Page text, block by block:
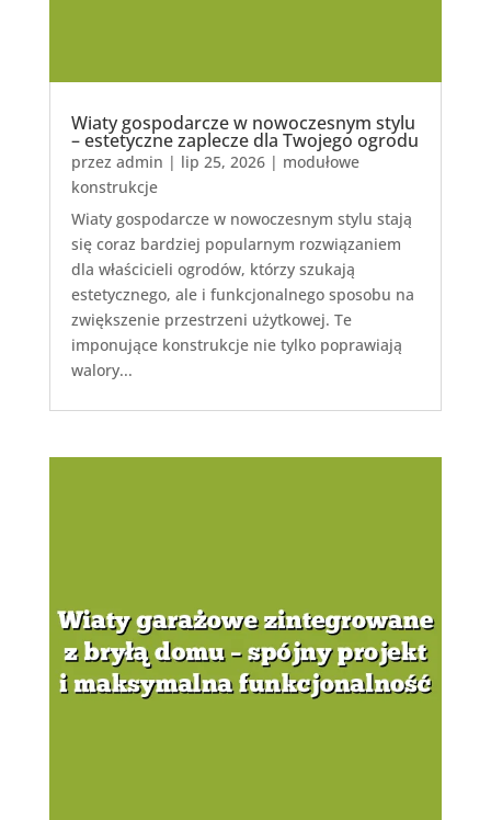
Wiaty gospodarcze w nowoczesnym stylu
– estetyczne zaplecze dla Twojego ogrodu
przez admin | lip 25, 2026| modułowe
konstrukcje
Wiaty gospodarcze w nowoczesnym stylu stają
się coraz bardziej popularnym rozwiązaniem
dla właścicieli ogrodów, którzy szukają
estetycznego, ale i funkcjonalnego sposobu na
zwiększenie przestrzeni użytkowej. Te
imponujące konstrukcje nie tylko poprawiają
walory...